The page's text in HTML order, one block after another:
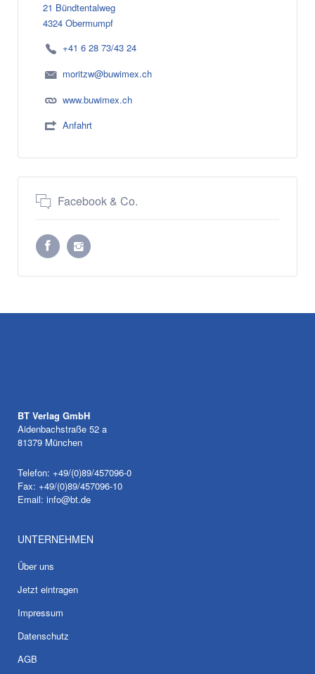
21 Bündtentalweg
4324 Obermumpf
+41 6 28 73/43 24
moritzw@buwimex.ch
www.buwimex.ch
Anfahrt
Facebook & Co.
BT Verlag GmbH
Aidenbachstraße 52 a
81379 München
Telefon: +49/(0)89/457096-0
Fax: +49/(0)89/457096-10
Email: info@bt.de
UNTERNEHMEN
Über uns
Jetzt eintragen
Impressum
Datenschutz
AGB